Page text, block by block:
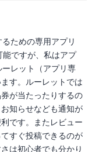
ための専用アプリ
能ですが、私はアプ
レット（アプリ専
す。ルーレットでは
が当たったりするの
知らせなども通知が
です。またレビュー
すぐ投稿できるのが
は初心者でも分かり